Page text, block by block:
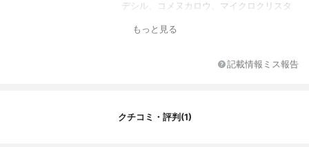
デシル、コメヌカロウ、マイクロクリスタ
ツバキ種子油、クルミ種子油、ユチャ種子
パルミチン酸アスコルビル、BHT、香料
もっと見る
記載情報ミス報告
クチコミ・評判(1)